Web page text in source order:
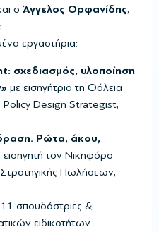
ο Άγγελος Ορφανίδης,
εργαστήρια:
σχεδιασμός, υλοποίηση
με εισηγήτρια τη Θάλεια
Policy Design Strategist,
Ρώτα, άκου,
εισηγητή τον Νικηφόρο
Πωλήσεων,
σπουδάστριες &
ειδικοτήτων